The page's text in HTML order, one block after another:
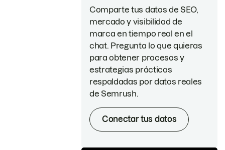
Comparte tus datos de SEO,
mercado y visibilidad de
marca en tiempo real en el
chat. Pregunta lo que quieras
para obtener procesos y
estrategias prácticas
respaldadas por datos reales
de Semrush.
Conectar tus datos